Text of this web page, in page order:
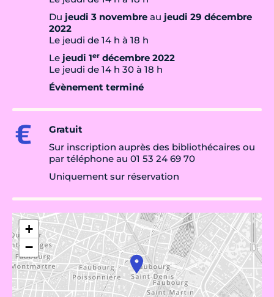
Du jeudi 3 novembre au jeudi 29 décembre
2022
Le jeudi de 14 h à 18 h
Le jeudi 1er décembre 2022
Le jeudi de 14 h 30 à 18 h
Évènement terminé
Gratuit
Sur inscription auprès des bibliothécaires ou
par téléphone au 01 53 24 69 70
Uniquement sur réservation
+
−